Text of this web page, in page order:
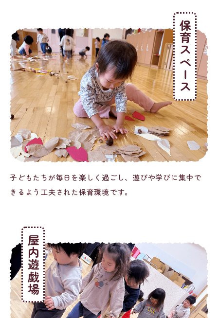
保育スペース
子どもたちが毎日を楽しく過ごし、遊びや学びに集中で
きるよう工夫された保育環境です。
屋内遊戯場